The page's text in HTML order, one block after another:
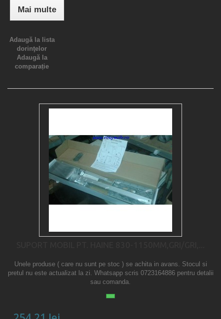
Mai multe
Adaugă la lista
dorinţelor
Adaugă la
comparație
Unele produse ( care nu sunt pe stoc ) se achita in avans. Stocul si
pretul nu este actualizat la zi. Whatsapp scris 0723164886 pentru detalii
sau comanda.